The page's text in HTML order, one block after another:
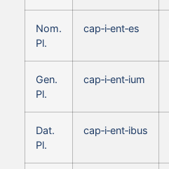
Nom.
Pl.
cap‑i‑ent‑es
Gen.
Pl.
cap‑i‑ent‑ium
Dat.
Pl.
cap‑i‑ent‑ibus